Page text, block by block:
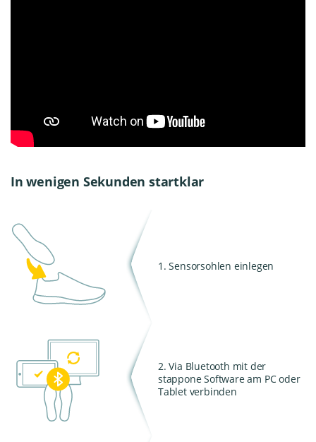
In wenigen Sekunden startklar
1. Sensorsohlen einlegen
2. Via Bluetooth mit der
stappone Software am PC oder
Tablet verbinden